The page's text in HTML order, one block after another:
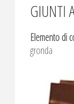
GIUNTI
Elemento di
gronda